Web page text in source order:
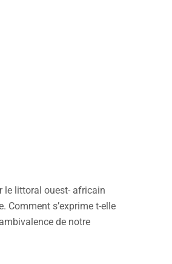
le littoral ouest- africain
Comment s’exprime t-elle
de notre